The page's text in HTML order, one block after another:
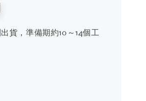
貨，準備期約10～14個工